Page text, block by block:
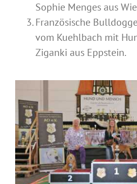
Sophie Menges aus
Französische
vom Kuehlbach mit
Ziganki aus Eppstein.